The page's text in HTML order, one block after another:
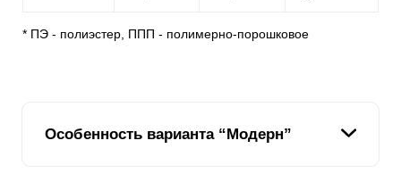
* ПЭ - полиэстер, ППП - полимерно-порошковое
Особенность варианта “Модерн”